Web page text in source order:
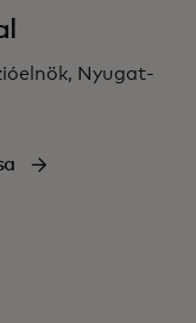
Nyugat-